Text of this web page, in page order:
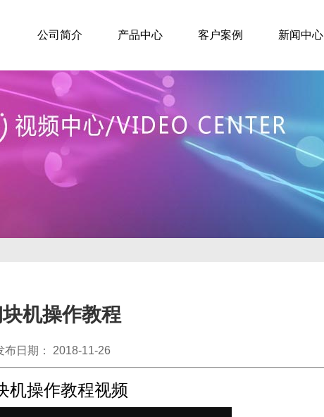
公司简介 产品中心 客户案例 新闻中心
机操作教程
布日期： 2018-11-26
机操作教程视频